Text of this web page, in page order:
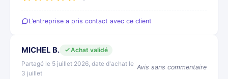
L’entreprise a pris contact avec ce client
MICHEL B.
Achat validé
Partagé le 5 juillet 2026, date d'achat le
3 juillet
Avis sans commentaire